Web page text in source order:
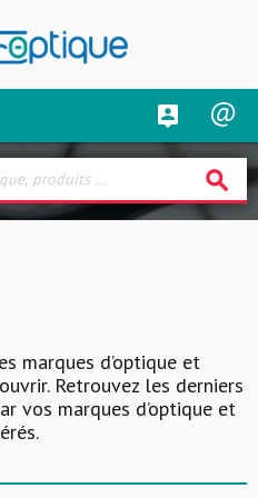
search
marques d’optique et
Retrouvez les derniers
vos marques d’optique et